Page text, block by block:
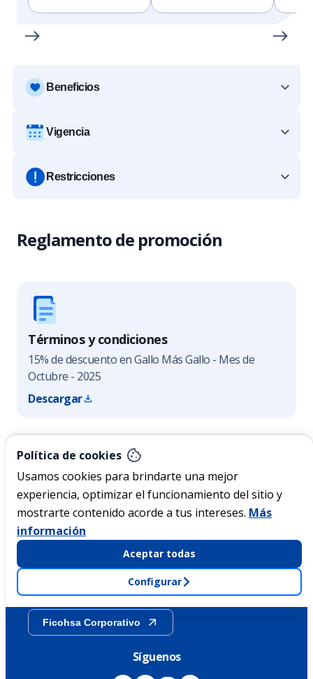
Beneficios
Vigencia
Restricciones
Reglamento de promoción
Términos y condiciones
15% de descuento en Gallo Más Gallo - Mes de
Octubre - 2025
Descargar
Política de cookies
Usamos cookies para brindarte una mejor
experiencia, optimizar el funcionamiento del sitio y
mostrarte contenido acorde a tus intereses. Más
información
Aceptar todas
Configurar
Nicaragua
Acerca de Ficohsa
Sostenibilidad
Ficohsa Corporativo
Síguenos